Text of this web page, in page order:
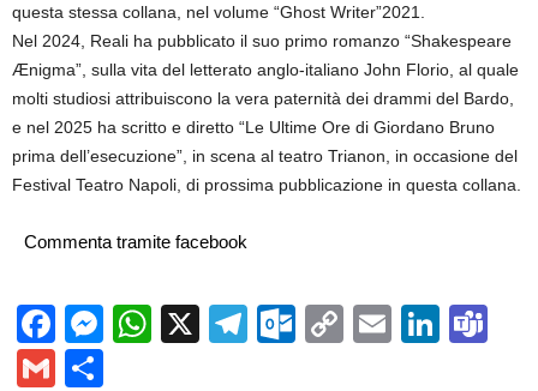
questa stessa collana, nel volume “Ghost Writer”2021.
Nel 2024, Reali ha pubblicato il suo primo romanzo “Shakespeare
Ænigma”, sulla vita del letterato anglo-italiano John Florio, al quale
molti studiosi attribuiscono la vera paternità dei drammi del Bardo,
e nel 2025 ha scritto e diretto “Le Ultime Ore di Giordano Bruno
prima dell’esecuzione”, in scena al teatro Trianon, in occasione del
Festival Teatro Napoli, di prossima pubblicazione in questa collana.
Commenta tramite facebook
Facebook
Messenger
WhatsApp
X Telegram
Outlook.com
CopyEmail
Gmail